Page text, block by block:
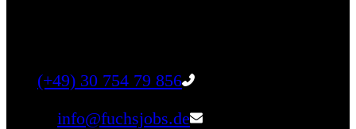
(+49) 30 754 79 856
info@fuchsjobs.de